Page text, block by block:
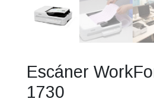
Escáner
1730